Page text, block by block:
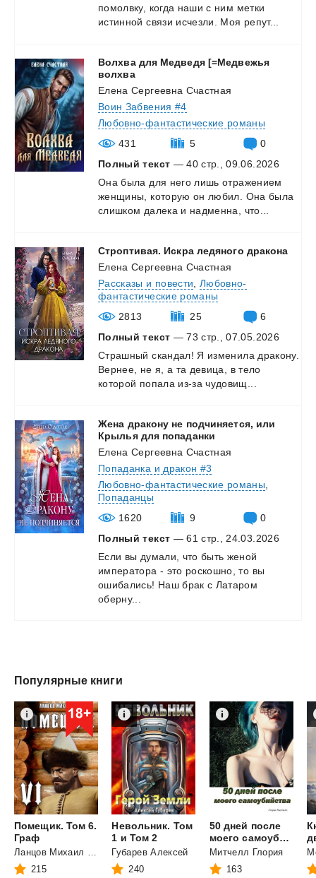
помолвку,
когда наши с ним метки
истинной связи исчезли. Моя репут...
Волхва для Медведя [=Медвежья
волхва
Елена Сергеевна Счастная
Воин Забвения #4
Любовно-фантастические романы
431
5
0
Полный текст — 40 стр., 09.06.2026
Она была для него лишь отражением
женщины,
которую он любил. Она была
слишком далека и надменна, что...
Строптивая. Искра ледяного дракона
Елена Сергеевна Счастная
Рассказы и повести ,Любовно-
фантастические романы
2813
25
6
Полный текст — 73 стр., 07.05.2026
Страшный скандал! Я изменила дракону.
Вернее,
не я, а та девица, в тело
которой попала из-за чудовищ...
Жена дракону не подчиняется, или
Крылья для попаданки
Елена Сергеевна Счастная
Попаданка и дракон #3
Любовно-фантастические романы
Попаданцы
1620
9
0
Полный текст — 61 стр., 24.03.2026
Если вы думали, что быть женой
императора - это роскошно, то вы
ошибались! Наш брак с Латаром
оберну...
Популярные книги
Помещик. Том 6.
Граф
215
Невольник. Том
1 и Том 2
Губарев Алексей
240
50 дней после
моего самоубийства
Митчелл Глория
163